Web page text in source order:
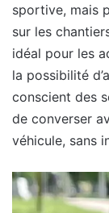
sportive, mais
sur les
idéal pour les
la possibilité
conscient des
de converser
véhicule, sans